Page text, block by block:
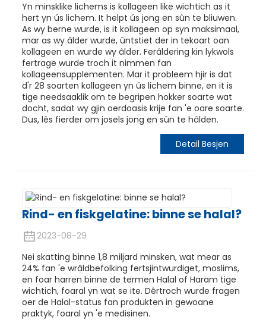
Yn minsklike lichems is kollageen like wichtich as it
hert yn ús lichem. It helpt ús jong en sûn te bliuwen.
As wy berne wurde, is it kollageen op syn maksimaal,
mar as wy âlder wurde, ûntstiet der in tekoart oan
kollageen en wurde wy âlder. Ferâldering kin lykwols
fertrage wurde troch it nimmen fan
kollageensupplementen. Mar it probleem hjir is dat
d'r 28 soarten kollageen yn ús lichem binne, en it is
tige needsaaklik om te begripen hokker soarte wat
docht, sadat wy gjin oerdoasis krije fan 'e oare soarte.
Dus, lês fierder om josels jong en sûn te hâlden.
Detail Besjen
Rind- en fiskgelatine: binne se halal?
2023-08-29
Nei skatting binne 1,8 miljard minsken, wat mear as
24% fan 'e wrâldbefolking fertsjintwurdiget, moslims,
en foar harren binne de termen Halal of Haram tige
wichtich, foaral yn wat se ite. Dêrtroch wurde fragen
oer de Halal-status fan produkten in gewoane
praktyk, foaral yn 'e medisinen.